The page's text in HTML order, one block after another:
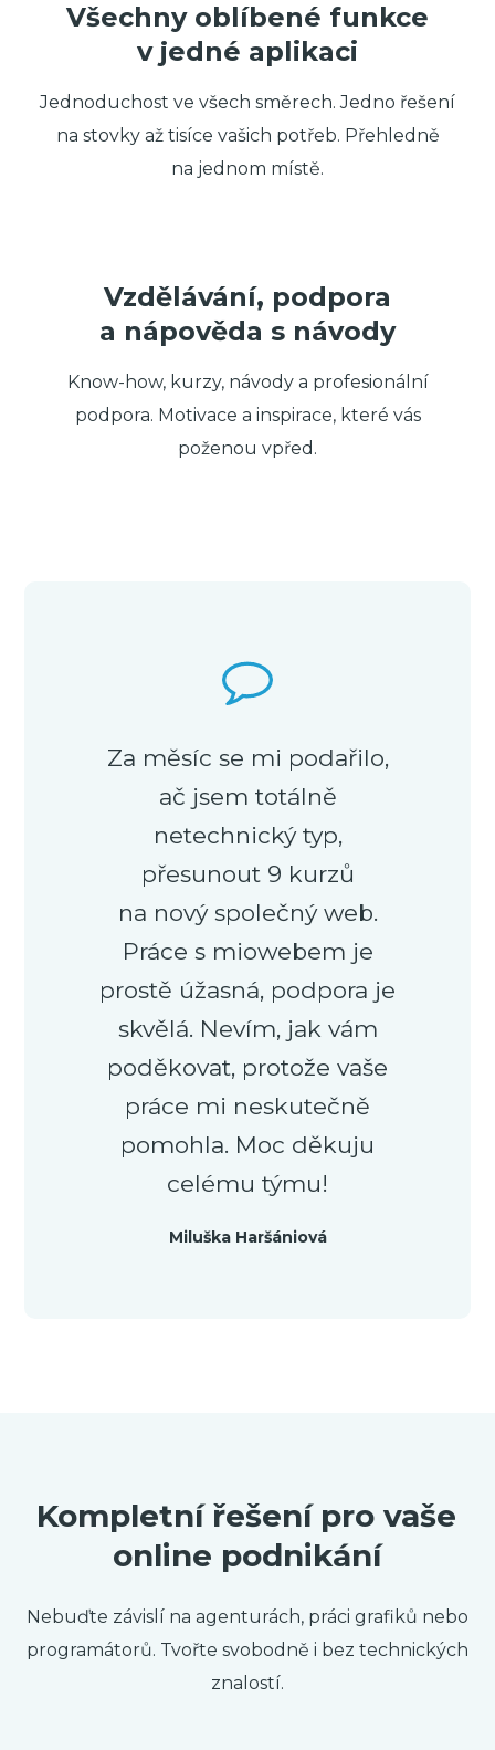
Všechny oblíbené funkce
v jedné aplikaci
Jednoduchost ve všech směrech. Jedno řešení
na stovky až tisíce vašich potřeb. Přehledně
na jednom místě.
Vzdělávání, podpora
a nápověda s návody
Know-how, kurzy, návody a profesionální
podpora. Motivace a inspirace, které vás
poženou vpřed.
Za měsíc se mi podařilo,
ač jsem totálně
netechnický typ,
přesunout 9 kurzů
na nový společný web.
Práce s miowebem je
prostě úžasná, podpora je
skvělá. Nevím, jak vám
poděkovat, protože vaše
práce mi neskutečně
pomohla. Moc děkuju
celému týmu!
Miluška Haršániová
Kompletní řešení pro vaše
online podnikání
Nebuďte závislí na agenturách, práci grafiků nebo
programátorů. Tvořte svobodně i bez technických
znalostí.